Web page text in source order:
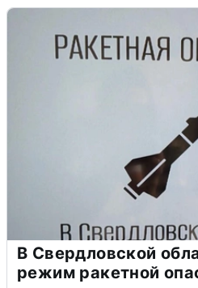
В Свердловской
режим ракетной